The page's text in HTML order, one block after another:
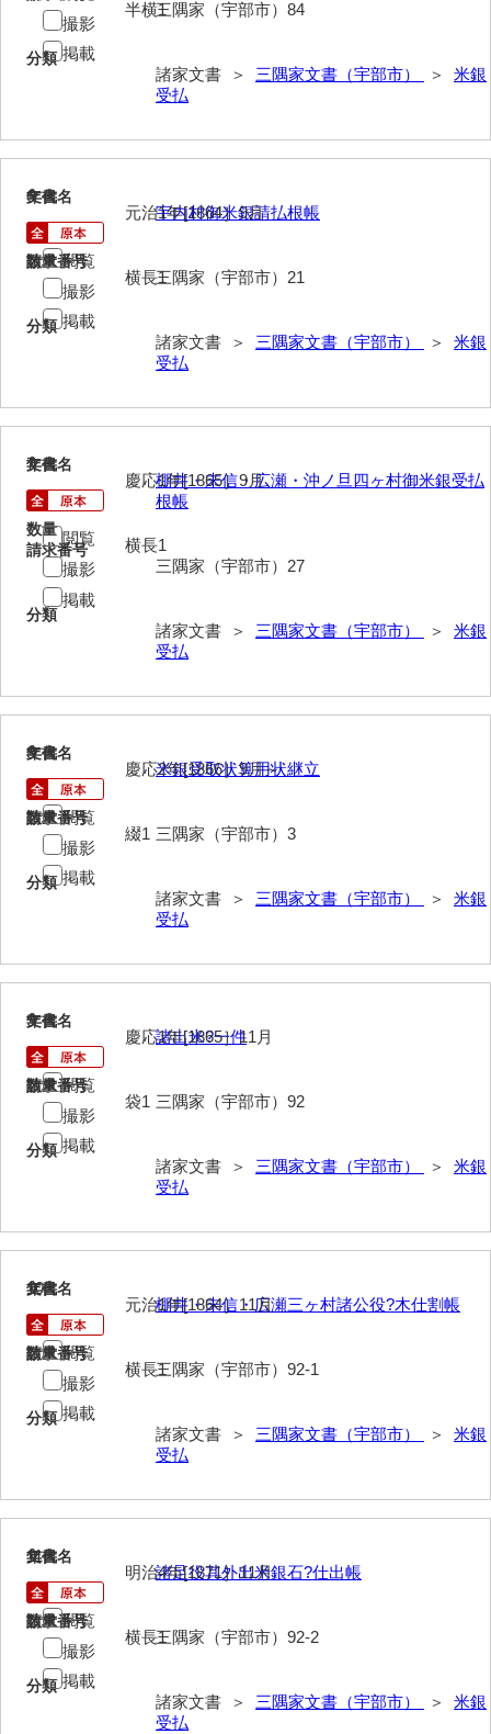
宇野家文書
浦家文書
恵良宏収集文書
相木家文書
大中家文書
大中家文書（神奈川県）
大村益次郎文書
岡田家文書（萩市）
岡藤家文書
小川家文書
尾崎家文書（防府市）
小沢太郎文書
小田家文書（山口市吉敷）
小田家文書（柳井市和田）
小野家文書
影山家文書
梶山家文書
鍛冶利吉文書
堅田家文書（一般郷土伝来）
三隅家（宇部市）84
分類
諸家文書 ＞ 三隅家文書（宇部市） ＞ 米銀
受払
半横1
撮影
掲載
6
文書名
宇内村御米銀請払根帳
請求番号
三隅家（宇部市）21
分類
諸家文書 ＞ 三隅家文書（宇部市） ＞ 米銀
受払
年代
元治1年[1864］9月
数量
横長1
閲覧
撮影
掲載
7
文書名
棚井・末信・広瀬・沖ノ旦四ヶ村御米銀受払
根帳
請求番号
三隅家（宇部市）27
分類
諸家文書 ＞ 三隅家文書（宇部市） ＞ 米銀
受払
年代
慶応1年[1865］9月
数量
横長1
閲覧
撮影
掲載
8
文書名
米銀受取状算用状継立
請求番号
三隅家（宇部市）3
分類
諸家文書 ＞ 三隅家文書（宇部市） ＞ 米銀
受払
年代
慶応2年[1866］9月～
数量
綴1
閲覧
撮影
掲載
9
文書名
諸出米?一件
請求番号
三隅家（宇部市）92
分類
諸家文書 ＞ 三隅家文書（宇部市） ＞ 米銀
受払
年代
慶応1年[1865］11月
数量
袋1
閲覧
撮影
掲載
10
文書名
棚井・末信・広瀬三ヶ村諸公役?木仕割帳
請求番号
三隅家（宇部市）92-1
分類
諸家文書 ＞ 三隅家文書（宇部市） ＞ 米銀
受払
年代
元治1年[1864］11月
数量
横長1
閲覧
撮影
掲載
11
文書名
諸足役其外出米銀石?仕出帳
請求番号
三隅家（宇部市）92-2
分類
諸家文書 ＞ 三隅家文書（宇部市） ＞ 米銀
受払
年代
明治4年[1871］11月
数量
横長1
閲覧
撮影
掲載